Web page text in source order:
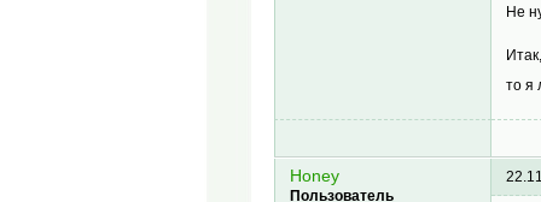
Не
то я
Honey
Пользователь